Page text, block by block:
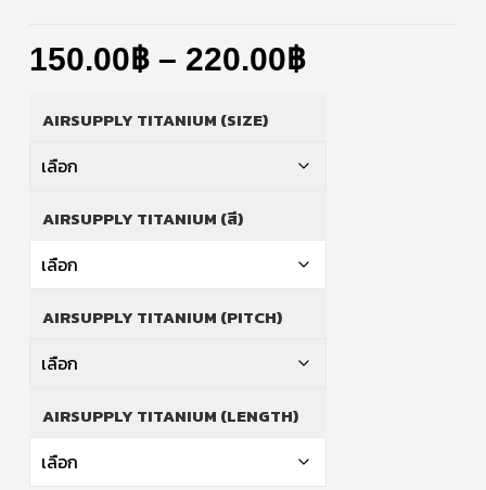
150.00฿ – 220.00฿
AIRSUPPLY TITANIUM (SIZE)
AIRSUPPLY TITANIUM (สี)
AIRSUPPLY TITANIUM (PITCH)
AIRSUPPLY TITANIUM (LENGTH)